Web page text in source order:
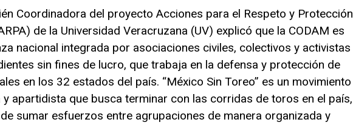
Coordinadora del proyecto Acciones para el Respeto y Protección
de la Universidad Veracruzana (UV) explicó que la CODAM es
nacional integrada por asociaciones civiles, colectivos y activistas
sin fines de lucro, que trabaja en la defensa y protección de
en los 32 estados del país. “México Sin Toreo” es un movimiento
apartidista que busca terminar con las corridas de toros en el país,
sumar esfuerzos entre agrupaciones de manera organizada y